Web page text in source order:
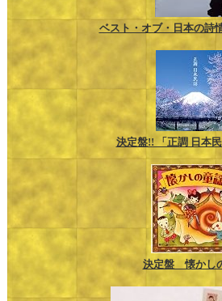
ベスト・オブ・日本の詩
決定盤!! 「正調 日本
決定盤 懐かし